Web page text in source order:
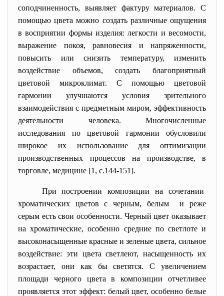
соподчиненность, выявляет фактуру материалов. С
помощью цвета можно создать различные ощущения
в восприятии формы изделия: легкости и весомости,
выражение покоя, равновесия и напряженности,
повысить или снизить температуру, изменить
воздействие объемов, создать благоприятный
цветовой микроклимат. С помощью цветовой
гармонии улучшаются условия зрительного
взаимодействия с предметным миром, эффективность
деятельности человека. Многочисленные
исследования по цветовой гармонии обусловили
широкое их использование для оптимизации
производственных процессов на производстве, в
торговле, медицине [1, с.144-151].
При построении композиции на сочетании
хроматических цветов с черным, белым и реже
серым есть свои особенности. Черный цвет оказывает
на хроматические, особенно средние по светлоте и
высоконасыщенные красные и зеленые цвета, сильное
воздействие: эти цвета светлеют, насыщенность их
возрастает, они как бы светятся. С увеличением
площади черного цвета в композиции отчетливее
проявляется этот эффект: белый цвет, особенно белые